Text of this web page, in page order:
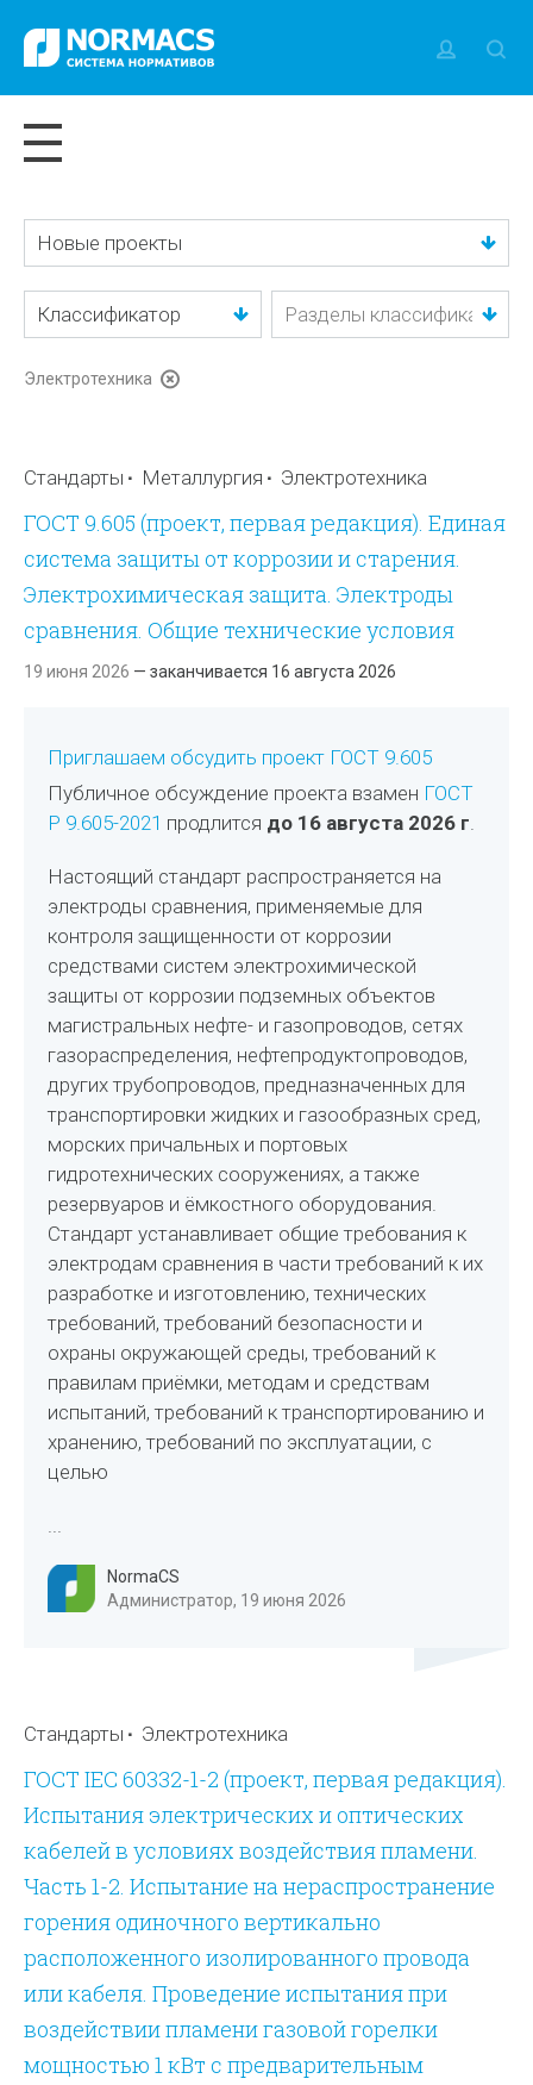
Новые проекты
Классификатор
Электротехника
Стандарты Металлургия Электротехника
ГОСТ 9.605 (проект, первая редакция). Единая
система защиты от коррозии и старения.
Электрохимическая защита. Электроды
сравнения. Общие технические условия
19 июня 2026 — заканчивается 16 августа 2026
Приглашаем обсудить проект ГОСТ 9.605
Публичное обсуждение проекта взамен ГОСТ
Р 9.605-2021 продлится до 16 августа 2026 г.
Настоящий стандарт распространяется на
электроды сравнения, применяемые для
контроля защищенности от коррозии
средствами систем электрохимической
защиты от коррозии подземных объектов
магистральных нефте- и газопроводов, сетях
газораспределения, нефтепродуктопроводов,
других трубопроводов, предназначенных для
транспортировки жидких и газообразных сред,
морских причальных и портовых
гидротехнических сооружениях, а также
резервуаров и ёмкостного оборудования.
Стандарт устанавливает общие требования к
электродам сравнения в части требований к их
разработке и изготовлению, технических
требований, требований безопасности и
охраны окружающей среды, требований к
правилам приёмки, методам и средствам
испытаний, требований к транспортированию и
хранению, требований по эксплуатации, с
целью
...
NormaCS
Администратор, 19 июня 2026
Стандарты Электротехника
ГОСТ IEC 60332-1-2 (проект, первая редакция).
Испытания электрических и оптических
кабелей в условиях воздействия пламени.
Часть 1-2. Испытание на нераспространение
горения одиночного вертикально
расположенного изолированного провода
или кабеля. Проведение испытания при
воздействии пламени газовой горелки
мощностью 1 кВт с предварительным